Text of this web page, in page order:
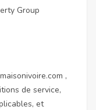
Group
,
de service,
et